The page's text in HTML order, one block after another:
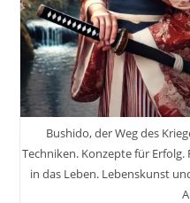
Gedanken
Zum
Leben:
Blick
Auf
Die
Welt,
Dein
Ich,
Sprüche
Und
Zitate
Hinterfragt
Bushido, der Weg des
Techniken. Konzepte für
in das Leben. Lebenskunst